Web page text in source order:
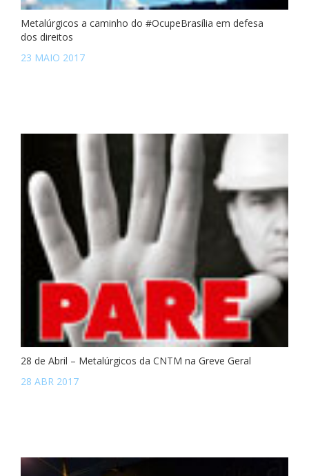
Metalúrgicos a caminho do #OcupeBrasília em defesa
dos direitos
23 MAIO 2017
28 de Abril – Metalúrgicos da CNTM na Greve Geral
28 ABR 2017